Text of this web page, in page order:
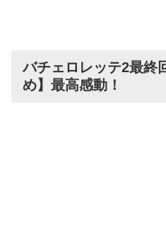
バチェロレッテ2最終
め】最高感動！